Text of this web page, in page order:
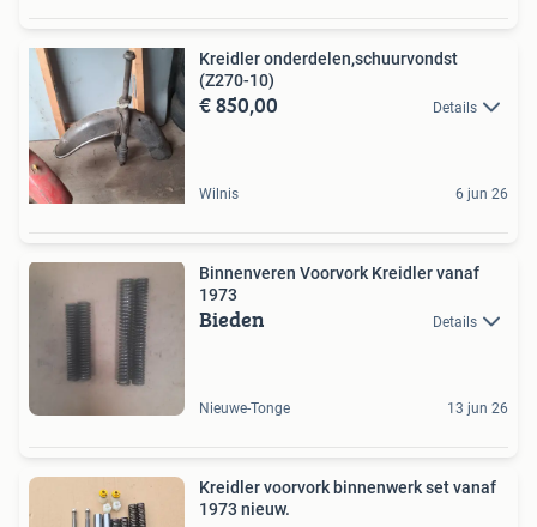
Kreidler onderdelen,schuurvondst
(Z270-10)
€ 850,00 Details
Wilnis 6 jun 26
Binnenveren Voorvork Kreidler vanaf
1973
Bieden Details
Nieuwe-Tonge 13 jun 26
Kreidler voorvork binnenwerk set vanaf
1973 nieuw.